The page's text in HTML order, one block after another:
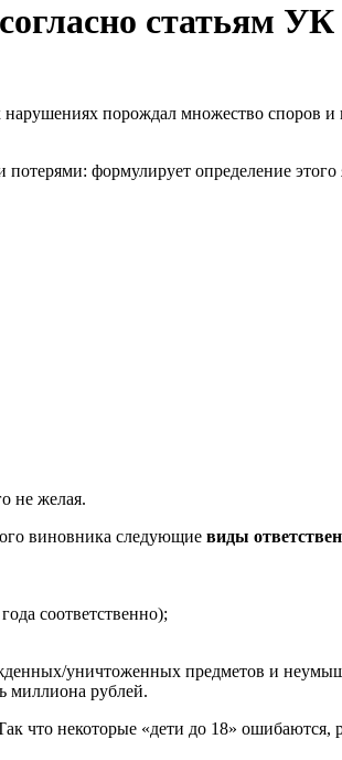
статьям
порождал множество споров
формулирует определение этого
не желая.
виновника следующие виды
соответственно);
уничтоженных предметов и
миллиона рублей.
что некоторые «дети до 18» ошибаются,